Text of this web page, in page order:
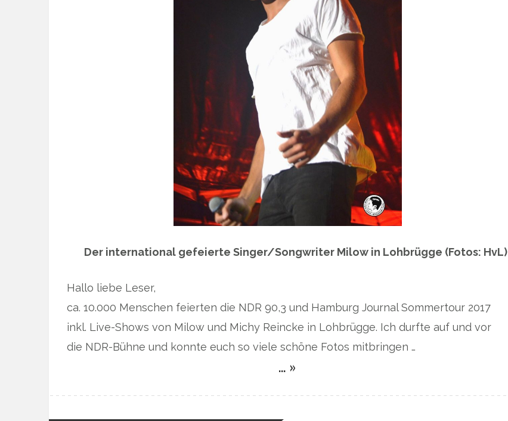
Der international gefeierte Singer/Songwriter Milow in Lohbrügge (Fotos: HvL)
Hallo liebe Leser,
ca. 10.000 Menschen feierten die NDR 90,3 und Hamburg Journal Sommertour 2017
inkl. Live-Shows von Milow und Michy Reincke in Lohbrügge. Ich durfte auf und vor
die NDR-Bühne und konnte euch so viele schöne Fotos mitbringen …
… »